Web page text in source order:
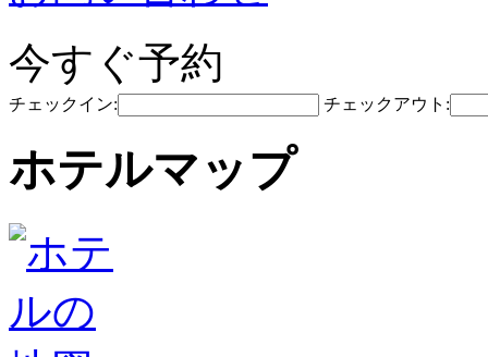
今すぐ予約
チェックイン: チェックアウト:
ホテルマップ